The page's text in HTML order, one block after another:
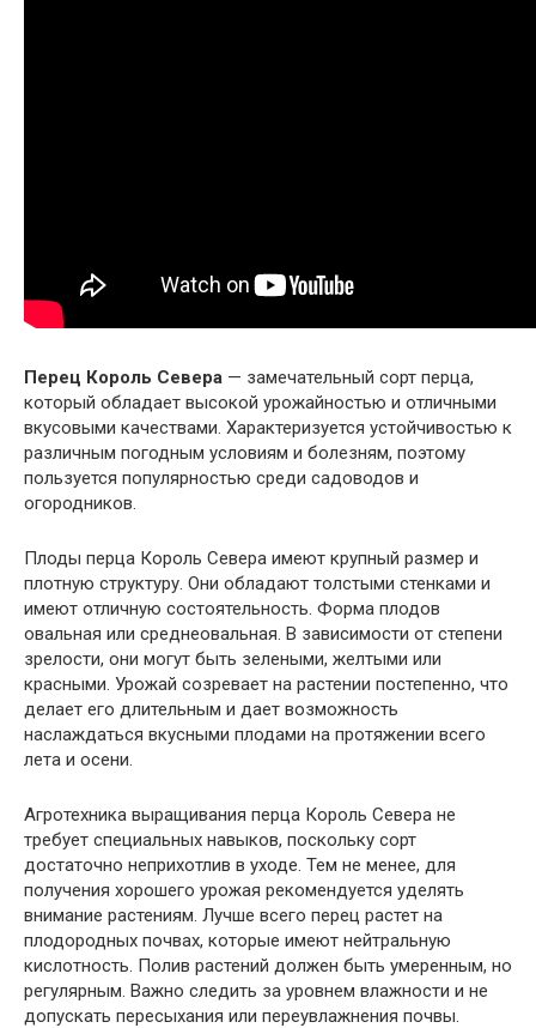
Перец Король Севера — замечательный сорт перца,
который обладает высокой урожайностью и отличными
вкусовыми качествами. Характеризуется устойчивостью к
различным погодным условиям и болезням, поэтому
пользуется популярностью среди садоводов и
огородников.
Плоды перца Король Севера имеют крупный размер и
плотную структуру. Они обладают толстыми стенками и
имеют отличную состоятельность. Форма плодов
овальная или среднеовальная. В зависимости от степени
зрелости, они могут быть зелеными, желтыми или
красными. Урожай созревает на растении постепенно, что
делает его длительным и дает возможность
наслаждаться вкусными плодами на протяжении всего
лета и осени.
Агротехника выращивания перца Король Севера не
требует специальных навыков, поскольку сорт
достаточно неприхотлив в уходе. Тем не менее, для
получения хорошего урожая рекомендуется уделять
внимание растениям. Лучше всего перец растет на
плодородных почвах, которые имеют нейтральную
кислотность. Полив растений должен быть умеренным, но
регулярным. Важно следить за уровнем влажности и не
допускать пересыхания или переувлажнения почвы.